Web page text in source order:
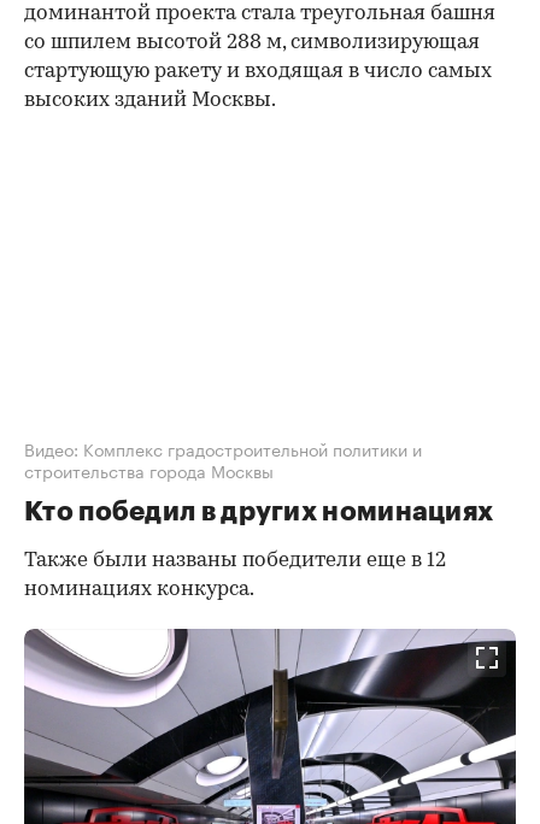
00:00 / 00:00
доминантой проекта стала треугольная башня
со шпилем высотой 288 м, символизирующая
стартующую ракету и входящая в число самых
высоких зданий Москвы.
Видео: Комплекс градостроительной политики и
строительства города Москвы
Кто победил в других номинациях
Также были названы победители еще в 12
номинациях конкурса.